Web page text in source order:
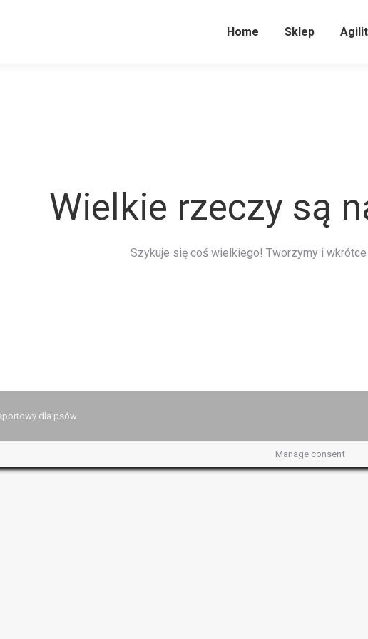
Home Sklep
Wielkie rzeczy są
Szykuje się coś wielkiego! Tworzymy i
dla psów
Manage consent